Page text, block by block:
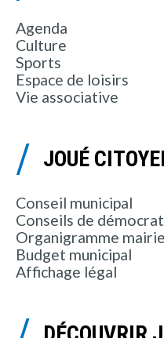
Agenda
Culture
Sports
Espace de loisirs
Vie associative
JOUÉ
Conseil municipal
Conseils de
Organigramme mairie
Budget municipal
Affichage légal